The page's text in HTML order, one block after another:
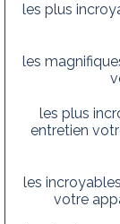
les plus
les
les plus
entretien
les
votre